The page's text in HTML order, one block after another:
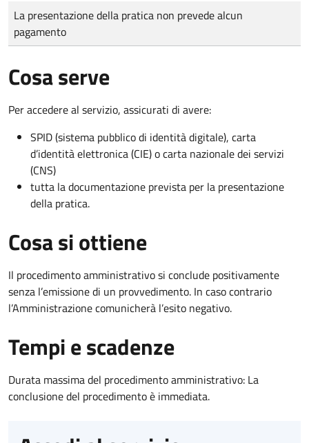
Tipo di pagamento
Importo
La presentazione della pratica non prevede alcun
pagamento
Cosa serve
Per accedere al servizio, assicurati di avere:
SPID (sistema pubblico di identità digitale), carta
d’identità elettronica (CIE) o carta nazionale dei servizi
(CNS)
tutta la documentazione prevista per la presentazione
della pratica.
Cosa si ottiene
Il procedimento amministrativo si conclude positivamente
senza l’emissione di un provvedimento. In caso contrario
l’Amministrazione comunicherà l’esito negativo.
Tempi e scadenze
Durata massima del procedimento amministrativo: La
conclusione del procedimento è immediata.